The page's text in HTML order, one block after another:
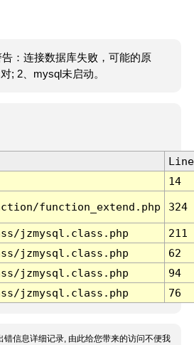
：连接数据库失败，可能的原
; 2、mysql未启动。
Line
14
function_extend.php 324
jzmysql.class.php
211
jzmysql.class.php
62
jzmysql.class.php
94
jzmysql.class.php 76
错信息详细记录, 由此给您带来的访问不便我